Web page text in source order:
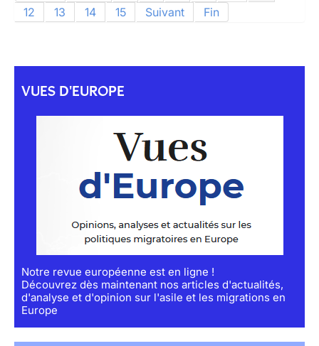
12
13 14 15 Suivant Fin
VUES D'EUROPE
Notre revue européenne est en ligne !
Découvrez dès maintenant nos articles d'actualités,
d'analyse et d'opinion sur l'asile et les migrations en
Europe